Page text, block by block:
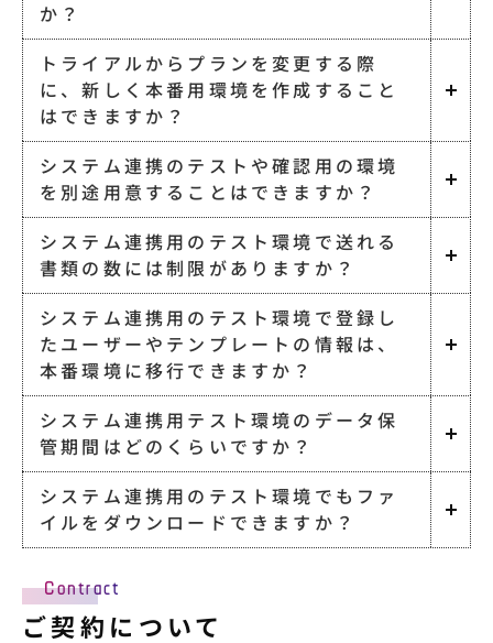
か？
トライアルからプランを変更する際
に、新しく本番用環境を作成すること
はできますか？
システム連携のテストや確認用の環境
を別途用意することはできますか？
システム連携用のテスト環境で送れる
書類の数には制限がありますか？
システム連携用のテスト環境で登録し
たユーザーやテンプレートの情報は、
本番環境に移行できますか？
システム連携用テスト環境のデータ保
管期間はどのくらいですか？
システム連携用のテスト環境でもファ
イルをダウンロードできますか？
Contract
ご契約について